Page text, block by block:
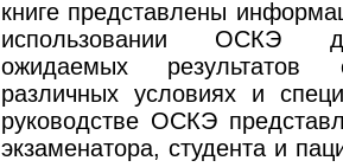
книге представлены
использовании ОСКЭ
ожидаемых результатов
различных условиях и
руководстве ОСКЭ
экзаменатора, студента и